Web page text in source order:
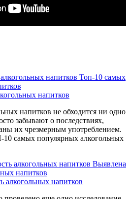
Топ-10 самых
напитков
напитков не обходится ни одно
забывают о последствиях,
их чрезмерным употреблением.
самых популярных алкогольных
Выявлена
напитков
алкогольных напитков